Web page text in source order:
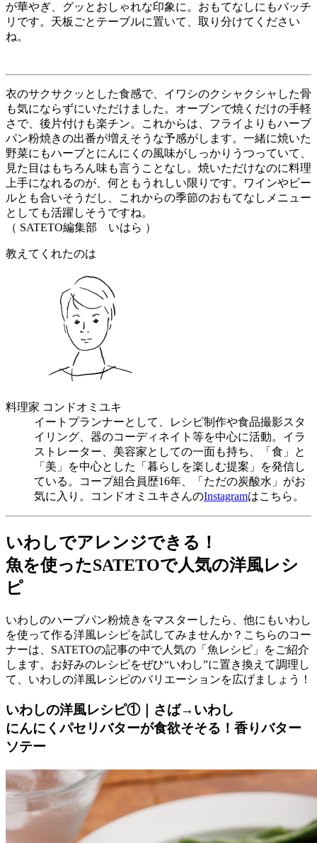
が華やぎ、グッとおしゃれな印象に。おもてなしにもバッチ
リです。天板ごとテーブルに置いて、取り分けてください
ね。
衣のサクサクッとした食感で、イワシのクシャクシャした骨
も気にならずにいただけました。オーブンで焼くだけの手軽
さで、後片付けも楽チン。これからは、フライよりもハーブ
パン粉焼きの出番が増えそうな予感がします。一緒に焼いた
野菜にもハーブとにんにくの風味がしっかりうつっていて、
見た目はもちろん味も言うことなし。焼いただけなのに料理
上手になれるのが、何ともうれしい限りです。ワインやビー
ルとも合いそうだし、これからの季節のおもてなしメニュー
としても活躍しそうですね。
（ SATETO編集部 いはら ）
教えてくれたのは
料理家 コンドオミユキ
イートプランナーとして、レシピ制作や食品撮影スタ
イリング、器のコーディネイト等を中心に活動。イラ
ストレーター、美容家としての一面も持ち、「食」と
「美」を中心とした「暮らしを楽しむ提案」を発信し
ている。コープ組合員歴16年、「ただの炭酸水」がお
気に入り。コンドオミユキさんのInstagramはこちら。
いわしでアレンジできる！
魚を使ったSATETOで人気の洋風レシ
ピ
いわしのハーブパン粉焼きをマスターしたら、他にもいわし
を使って作る洋風レシピを試してみませんか？こちらのコー
ナーは、SATETOの記事の中で人気の「魚レシピ」をご紹介
します。お好みのレシピをぜひ“いわし”に置き換えて調理し
て、いわしの洋風レシピのバリエーションを広げましょう！
いわしの洋風レシピ①｜さば→いわし
にんにくパセリバターが食欲そそる！香りバター
ソテー